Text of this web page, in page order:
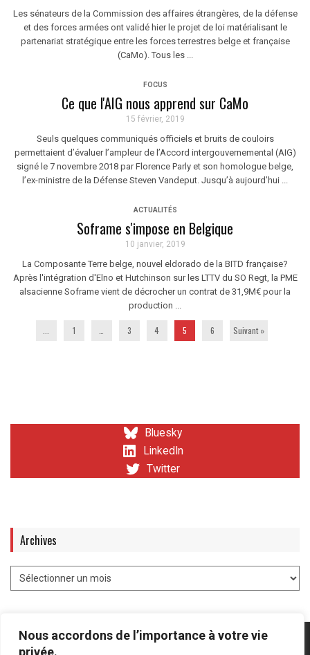
Nous accordons de l’importance à votre vie
privée.
Les sénateurs de la Commission des affaires étrangères, de la défense
et des forces armées ont validé hier le projet de loi matérialisant le
partenariat stratégique entre les forces terrestres belge et française
(CaMo). Tous les ...
FOCUS
Ce que l'AIG nous apprend sur CaMo
15 février, 2019
Seuls quelques communiqués officiels et bruits de couloirs
permettaient d’évaluer l’ampleur de l’Accord intergouvernemental (AIG)
signé le 7 novembre 2018 par Florence Parly et son homologue belge,
l’ex-ministre de la Défense Steven Vandeput. Jusqu’à aujourd’hui ...
ACTUALITÉS
Soframe s'impose en Belgique
10 janvier, 2019
La Composante Terre belge, nouvel eldorado de la BITD française?
Après l'intégration d'Elno et Hutchinson sur les LTTV du SO Regt, la PME
alsacienne Soframe vient de décrocher un contrat de 31,9M€ pour la
production ...
1 3 4 5 6 Suivant »
Bluesky
LinkedIn
Twitter
Archives